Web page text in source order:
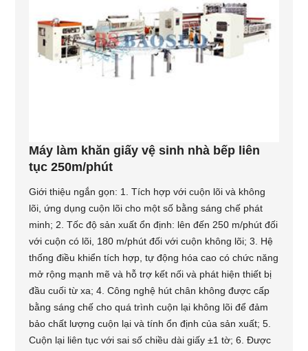
Máy làm khăn giấy vệ sinh nhà bếp liên
tục 250m/phút
Giới thiệu ngắn gọn: 1. Tích hợp với cuộn lõi và không
lõi, ứng dụng cuộn lõi cho một số bằng sáng chế phát
minh; 2. Tốc độ sản xuất ổn định: lên đến 250 m/phút đối
với cuộn có lõi, 180 m/phút đối với cuộn không lõi; 3. Hệ
thống điều khiển tích hợp, tự động hóa cao có chức năng
mở rộng mạnh mẽ và hỗ trợ kết nối và phát hiện thiết bị
đầu cuối từ xa; 4. Công nghệ hút chân không được cấp
bằng sáng chế cho quá trình cuộn lại không lõi để đảm
bảo chất lượng cuộn lại và tính ổn định của sản xuất; 5.
Cuộn lại liên tục với sai số chiều dài giấy ±1 tờ; 6. Được